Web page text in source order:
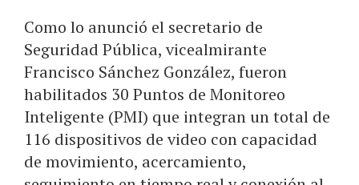
Como lo anunció el secretario de
Seguridad Pública, vicealmirante
Francisco Sánchez González, fueron
habilitados 30 Puntos de Monitoreo
Inteligente (PMI) que integran un total de
116 dispositivos de video con capacidad
de movimiento, acercamiento,